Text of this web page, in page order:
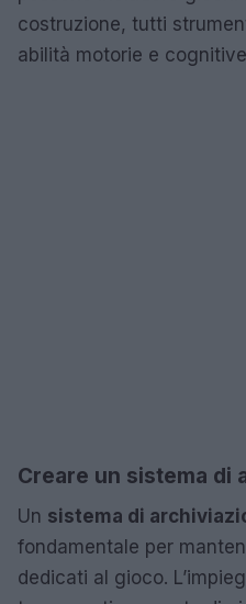
costruzione, tutti
abilità motorie e
Creare un sistema di
Un sistema di
fondamentale per
dedicati al gioco.